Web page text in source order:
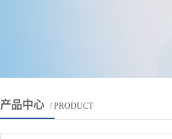
产品中心 / PRODUCT